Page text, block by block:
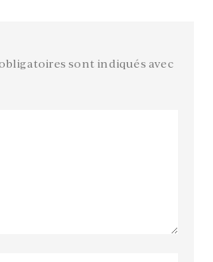
sont indiqués avec